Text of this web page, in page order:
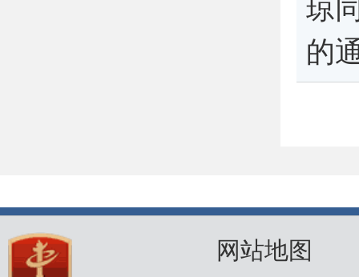
琼
的
网站地图